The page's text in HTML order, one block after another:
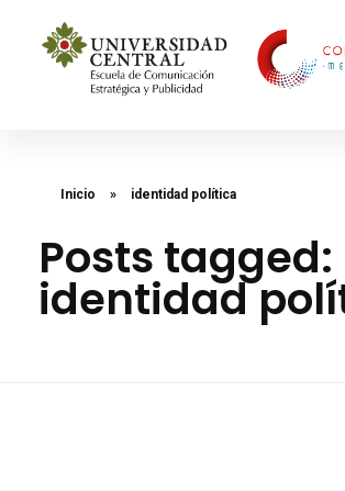
Inicio » identidad política
Posts tagged:
identidad